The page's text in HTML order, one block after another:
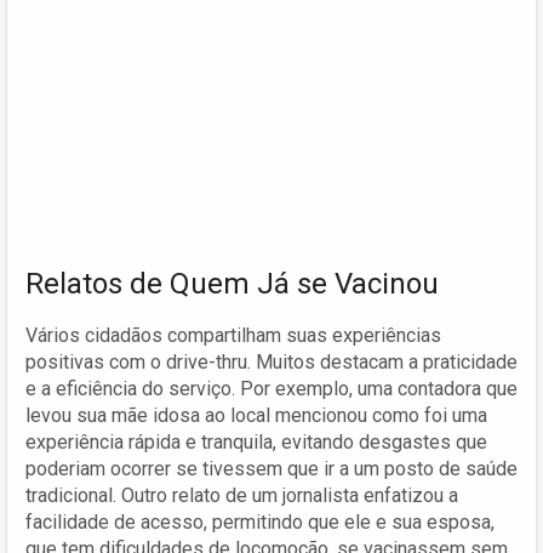
Relatos de Quem Já se Vacinou
Vários cidadãos compartilham suas experiências
positivas com o drive-thru. Muitos destacam a praticidade
e a eficiência do serviço. Por exemplo, uma contadora que
levou sua mãe idosa ao local mencionou como foi uma
experiência rápida e tranquila, evitando desgastes que
poderiam ocorrer se tivessem que ir a um posto de saúde
tradicional. Outro relato de um jornalista enfatizou a
facilidade de acesso, permitindo que ele e sua esposa,